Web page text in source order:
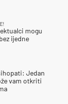
mogu
ijedne
Jedan
vam otkriti